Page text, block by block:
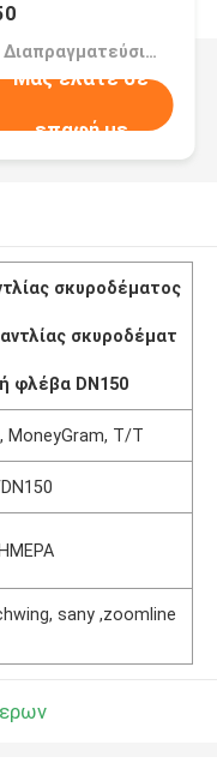
Τιμή：Διαπραγματεύσιμα
Μας ελάτε σε
επαφή με
σκυροδέματος
σκυροδέματ
φλέβα DN150
MoneyGram, T/T
sany ,zoomline